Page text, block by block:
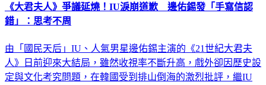
《大君夫人》爭議延燒！IU淚崩道歉 邊佑錫發「手寫信認
錯」：思考不周
由「國民天后」IU、人氣男星邊佑錫主演的《21世紀大君夫
人》日前迎來大結局，雖然收視率不斷升高，戲外卻因歷史設
定與文化考究問題，在韓國受到排山倒海的激烈批評，繼IU